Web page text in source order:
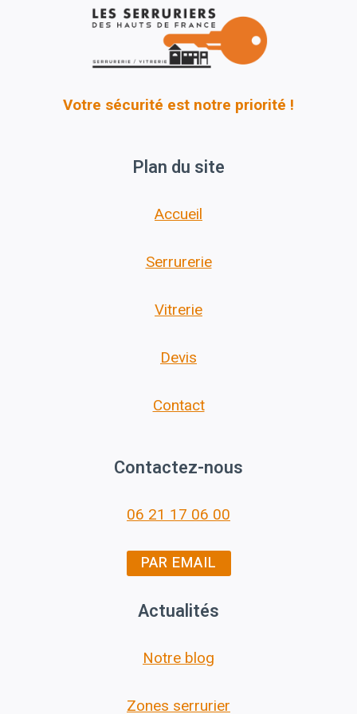
Votre sécurité est notre priorité !
Plan du site
Accueil
Serrurerie
Vitrerie
Devis
Contact
Contactez-nous
06 21 17 06 00
PAR EMAIL
Actualités
Notre blog
Zones serrurier